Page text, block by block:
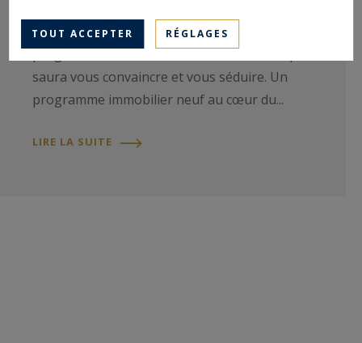
Dans ce cas, découvrez sans attendre le Yana, un
programme immobilier de luxe ambitieux qui
saura vous convaincre et vous séduire. Un
programme immobilier neuf au cœur du...
LIRE LA SUITE
TOUT ACCEPTER RÉGLAGES